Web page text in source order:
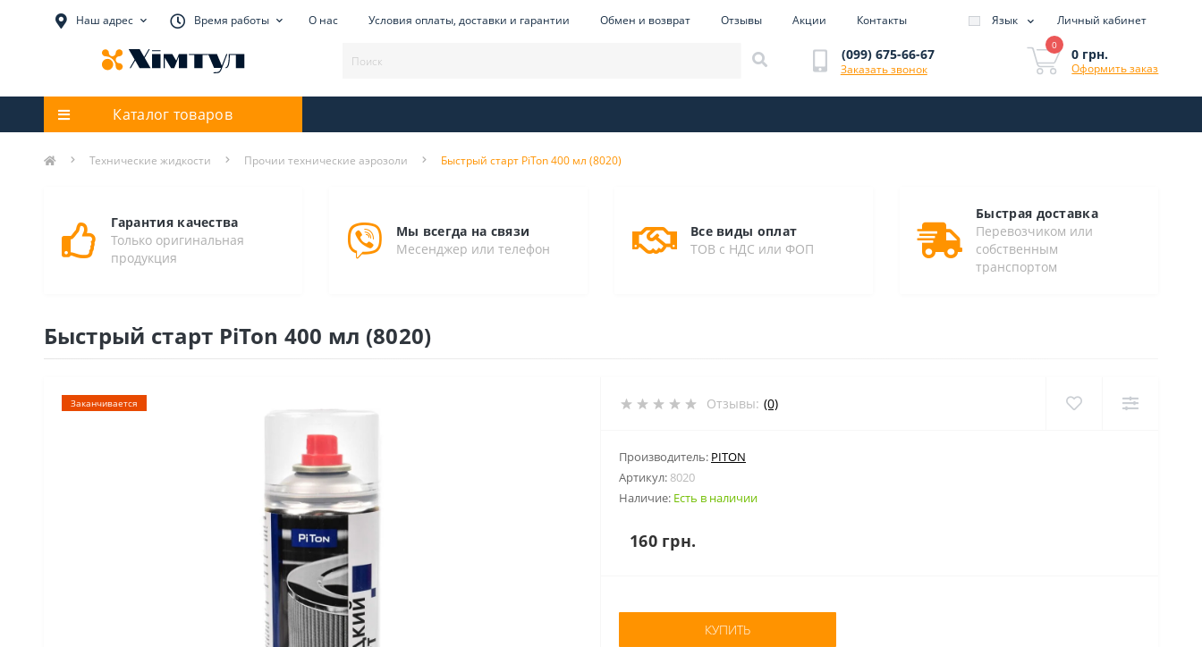
Наш адрес Время работы О нас Условия оплаты, доставки и гарантии Обмен и возврат Отзывы Акции Контакты Язык Личный кабинет
(099) 675-66-67
Заказать звонок
0
0 грн.
Оформить заказ
Каталог товаров
Технические жидкости Прочии технические аэрозоли Быстрый старт PiTon 400 мл (8020)
Гарантия качества
Только оригинальная
продукция
Мы всегда на связи
Месенджер или телефон
Все виды оплат
ТОВ с НДС или ФОП
Быстрая доставка
Перевозчиком или
собственным
транспортом
Быстрый старт PiTon 400 мл (8020)
Заканчивается Отзывы: (0)
Производитель: PITON
Артикул: 8020
Наличие: Есть в наличии
160 грн.
КУПИТЬ